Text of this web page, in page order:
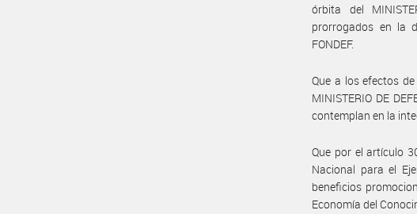
órbita del
prorrogados en la
FONDEF.
Que a los efectos
MINISTERIO DE
contemplan en la
Que por el artículo
Nacional para el
beneficios
Economía del